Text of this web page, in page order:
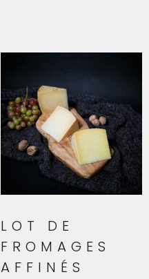
LOT DE
FROMAGES
AFFINÉS